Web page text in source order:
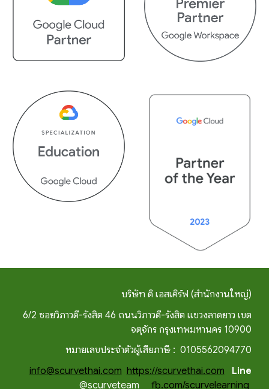
บริษัท ดิ เอสเคิร์ฟ (สำนักงานใหญ่)
6/2 ซอยวิภาวดี-รังสิต 46 ถนนวิภาวดี-รังสิต แขวงลาดยาว เขต
จตุจักร กรุงเทพมหานคร 10900
หมายเลขประจำตัวผู้เสียภาษี : 0105562094770
info@scurvethai.com https://scurvethai.com
Line
@scurveteam
fb.com/scurvelearning